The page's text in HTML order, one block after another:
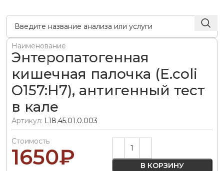
Наименование
Энтеропатогенная
кишечная палочка (E.coli
О157:Н7), антигенный тест
в кале
Артикул: L18.45.01.0.003
Стоимость
1650₽ В КОРЗИНУ
Alternative: